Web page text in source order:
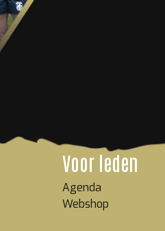
Voor leden
Agenda
Webshop